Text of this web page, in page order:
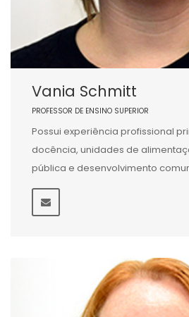
Vania Schmitt
PROFESSOR DE ENSINO SUPERIOR
Possui experiência profissional
docência, unidades de
pública e desenvolvimento